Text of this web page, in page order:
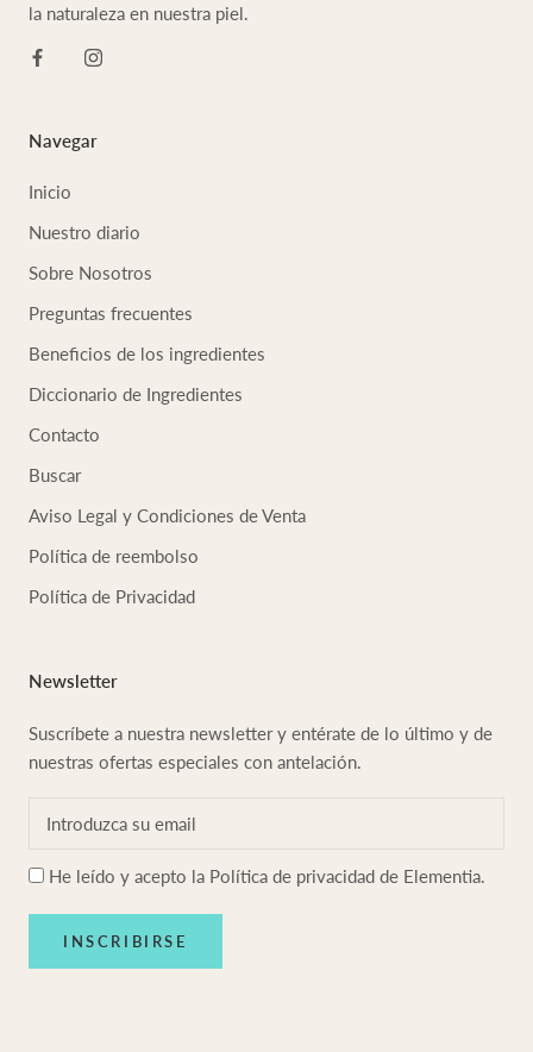
la naturaleza en nuestra piel.
Navegar
Inicio
Nuestro diario
Sobre Nosotros
Preguntas frecuentes
Beneficios de los ingredientes
Diccionario de Ingredientes
Contacto
Buscar
Aviso Legal y Condiciones de Venta
Política de reembolso
Política de Privacidad
Newsletter
Suscríbete a nuestra newsletter y entérate de lo último y de
nuestras ofertas especiales con antelación.
He leído y acepto la Política de privacidad de Elementia.
INSCRIBIRSE